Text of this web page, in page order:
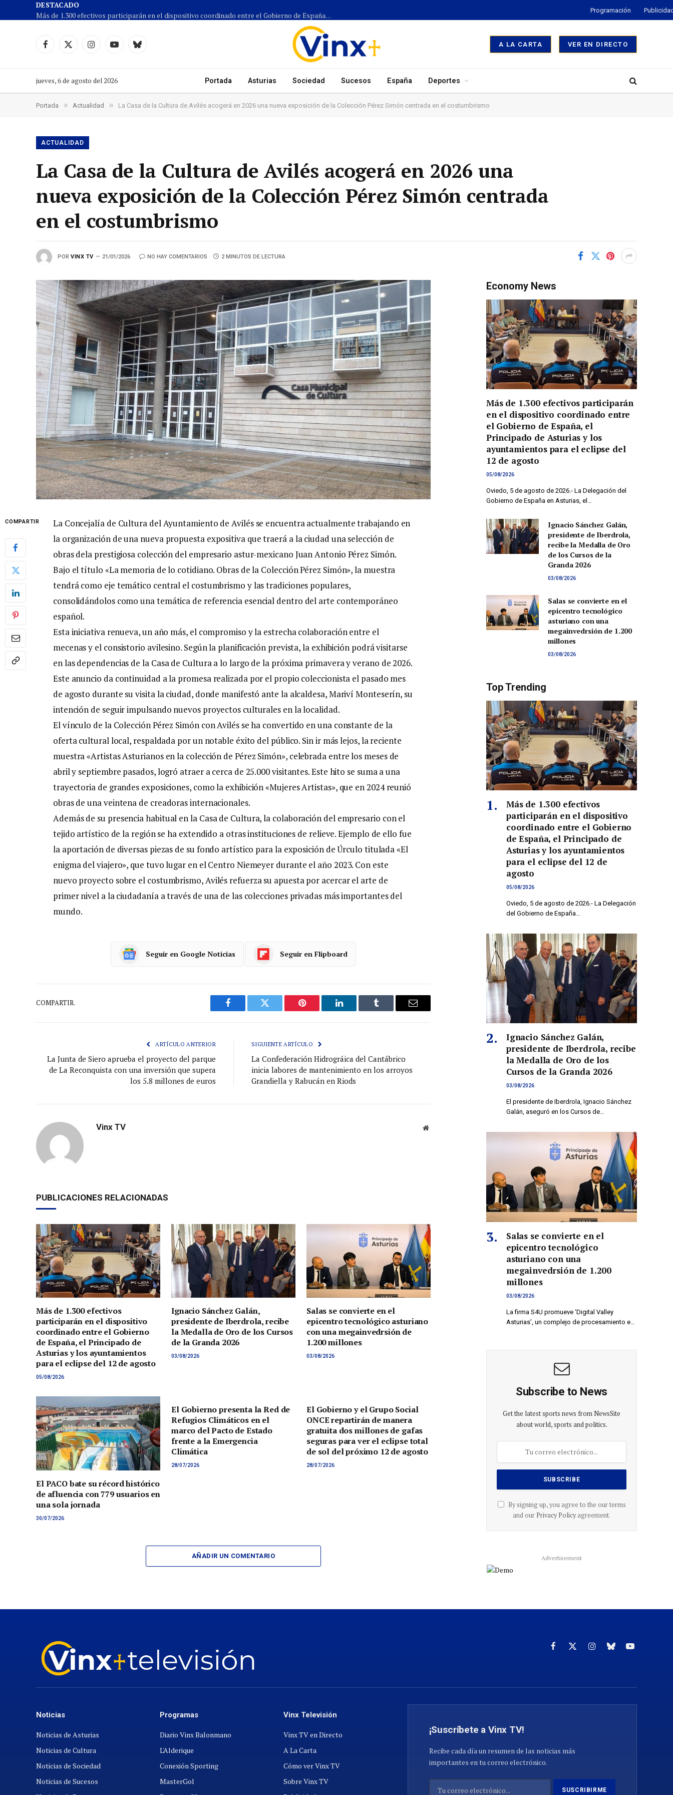
DESTACADO
Más de 1.300 efectivos participarán en el dispositivo coordinado entre el Gobierno de España, el Principado de Asturias y los ayuntamientos para el eclipse del 12 de agosto
Programación
Facebook
X
InstagramYouTubeCielo
A LA CARTA VER EN DIRECTO
jueves, 6 de agosto del 2026 Portada Asturias Sociedad Sucesos España Deportes
Portada » Actualidad » La Casa de la Cultura de Avilés acogerá en 2026 una nueva exposición de la Colección Pérez Simón centrada en el costumbrismo
ACTUALIDAD
La Casa de la Cultura de Avilés acogerá en 2026 una
nueva exposición de la Colección Pérez Simón centrada
en el costumbrismo
POR VINX TV 21/01/2026 NO HAY COMENTARIOS 2 MINUTOS DE LECTURA
COMPARTIR
La Concejalía de Cultura del Ayuntamiento de Avilés se encuentra actualmente trabajando en
la organización de una nueva propuesta expositiva que traerá a la ciudad una selección de
obras dela prestigiosa colección del empresario astur-mexicano Juan Antonio Pérez Simón.
Bajo el título «La memoria de lo cotidiano. Obras de la Colección Pérez Simón», la muestra
tendrá como eje temático central el costumbrismo y las tradiciones populares,
consolidándolos como una temática de referencia esencial dentro del arte contemporáneo
español.
Esta iniciativa renueva, un año más, el compromiso y la estrecha colaboración entre el
mecenas y el consistorio avilesino. Según la planificación prevista, la exhibición podrá visitarse
en las dependencias de la Casa de Cultura a lo largo de la próxima primavera y verano de 2026.
Este anuncio da continuidad a la promesa realizada por el propio coleccionista el pasado mes
de agosto durante su visita la ciudad, donde manifestó ante la alcaldesa, Mariví Monteserín, su
intención de seguir impulsando nuevos proyectos culturales en la localidad.
El vínculo de la Colección Pérez Simón con Avilés se ha convertido en una constante de la
oferta cultural local, respaldada por un notable éxito del público. Sin ir más lejos, la reciente
muestra «Artistas Asturianos en la colección de Pérez Simón», celebrada entre los meses de
abril y septiembre pasados, logró atraer a cerca de 25.000 visitantes. Este hito se suma a una
trayectoria de grandes exposiciones, como la exhibición «Mujeres Artistas», que en 2024 reunió
obras de una veintena de creadoras internacionales.
Además de su presencia habitual en la Casa de Cultura, la colaboración del empresario con el
tejido artístico de la región se ha extendido a otras instituciones de relieve. Ejemplo de ello fue
la aportación de diversas piezas de su fondo artístico para la exposición de Úrculo titulada «El
enigma del viajero», que tuvo lugar en el Centro Niemeyer durante el año 2023. Con este
nuevo proyecto sobre el costumbrismo, Avilés refuerza su apuesta por acercar el arte de
primer nivel a la ciudadanía a través de una de las colecciones privadas más importantes del
mundo.
Seguir en Google Noticias Seguir en Flipboard
COMPARTIR.
Facebook Gorjeo Pinterest LinkedIn Tumblr
Correo
ARTÍCULO ANTERIOR
La Junta de Siero aprueba el proyecto del parque
de La Reconquista con una inversión que supera
los 5.8 millones de euros
SIGUIENTE ARTÍCULO
La Confederación Hidrográica del Cantábrico
inicia labores de mantenimiento en los arroyos
Grandiella y Rabucán en Riods
Vinx TV
Sitio
PUBLICACIONES RELACIONADAS
Más de 1.300 efectivos
participarán en el dispositivo
coordinado entre el Gobierno
de España, el Principado de
Asturias y los ayuntamientos
para el eclipse del 12 de agosto
05/08/2026
Ignacio Sánchez Galán,
presidente de Iberdrola, recibe
la Medalla de Oro de los Cursos
de la Granda 2026
03/08/2026
Salas se convierte en el
epicentro tecnológico asturiano
con una megainvedrsión de
1.200 millones
03/08/2026
El PACO bate su récord histórico
de afluencia con 779 usuarios en
una sola jornada
30/07/2026
El Gobierno presenta la Red de
Refugios Climáticos en el
marco del Pacto de Estado
frente a la Emergencia
Climática
28/07/2026
El Gobierno y el Grupo Social
ONCE repartirán de manera
gratuita dos millones de gafas
seguras para ver el eclipse total
de sol del próximo 12 de agosto
28/07/2026
AÑADIR UN COMENTARIO
Economy News
Más de 1.300 efectivos participarán
en el dispositivo coordinado entre
el Gobierno de España, el
Principado de Asturias y los
ayuntamientos para el eclipse del
12 de agosto
05/08/2026
Oviedo, 5 de agosto de 2026.- La Delegación del
Gobierno de España en Asturias, el…
Ignacio Sánchez Galán,
presidente de Iberdrola,
recibe la Medalla de Oro
de los Cursos de la
Granda 2026
03/08/2026
Salas se convierte en el
epicentro tecnológico
asturiano con una
megainvedrsión de 1.200
millones
03/08/2026
Top Trending
Más de 1.300 efectivos
participarán en el dispositivo
coordinado entre el Gobierno
de España, el Principado de
Asturias y los ayuntamientos
para el eclipse del 12 de
agosto
05/08/2026
Oviedo, 5 de agosto de 2026.- La Delegación
del Gobierno de España…
Ignacio Sánchez Galán,
presidente de Iberdrola, recibe
la Medalla de Oro de los
Cursos de la Granda 2026
03/08/2026
El presidente de Iberdrola, Ignacio Sánchez
Galán, aseguró en los Cursos de…
Salas se convierte en el
epicentro tecnológico
asturiano con una
megainvedrsión de 1.200
millones
03/08/2026
La firma S4U promueve ‘Digital Valley
Asturias’, un complejo de procesamiento e…
Subscribe to News
Get the latest sports news from NewsSite
about world, sports and politics.
By signing up, you agree to the our terms
and our Privacy Policyagreement.
Advertisement
Facebook
X
Instagram
Cielo YouTube
Noticias
Noticias de Asturias
Noticias de Cultura
Noticias de Sociedad
Noticias de Sucesos
Programas
Diario Vinx Balonmano
L'Alderique
Conexión Sporting
MasterGol
Vinx Televisión
Vinx TV en Directo
A La Carta
Cómo ver Vinx TV
Sobre Vinx TV
¡Suscríbete a Vinx TV!
Recibe cada día un resumen de las noticias más
importantes en tu correo electrónico.